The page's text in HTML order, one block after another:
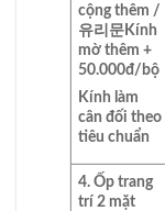
cộng thêm /
유리문 Kính
mờ thêm +
50.000đ/bộ
Kính làm
cân đối theo
tiêu chuẩn
4. Ốp trang
trí 2 mặt